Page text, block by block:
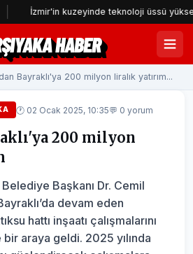
kuzeyinde teknoloji üssü yükseliyor
HABER
Bayraklı'ya 200 milyon liralık yatırım...
🕐 02 Ocak 2025, 10:35💬 0 yorum
200 milyon
Başkanı Dr. Cemil
devam eden
hattı inşaatı çalışmalarını
araya geldi. 2025 yılında